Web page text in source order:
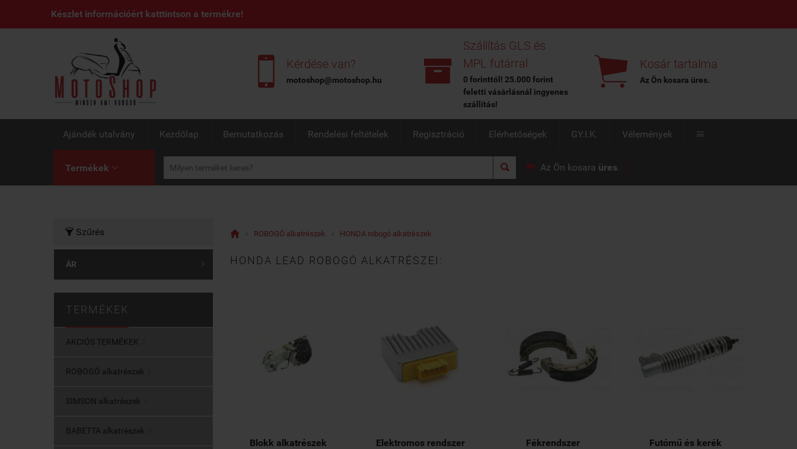
Készlet információért katttintson a termékre!
 Kérdése van?
motoshop@motoshop.hu 
Szállítás GLS és
MPL futárral
0 forinttól! 25.000 forint
feletti vásárlásnál ingyenes
szállítás!
 Kosár tartalma
Az Ön kosara üres.
Ajándék utalvány Kezdőlap Bemutatkozás Rendelési feltételek Regisztráció Elérhetőségek GY.I.K. Vélemények 
Termékek    Az Ön kosara üres. 
 Szűrés
ÁR 
TERMÉKEK
AKCIÓS TERMÉKEK
ROBOGÓ alkatrészek
SIMSON alkatrészek
BABETTA alkatrészek
 ROBOGÓ alkatrészek HONDA robogó alkatrészek
HONDA LEAD ROBOGÓ ALKATRÉSZEI:
Blokk alkatrészek Elektromos rendszer Fékrendszer
Futómű és kerék